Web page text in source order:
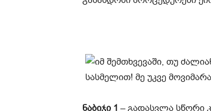
ნაბიჯი 1 – გადასვლა სწორი